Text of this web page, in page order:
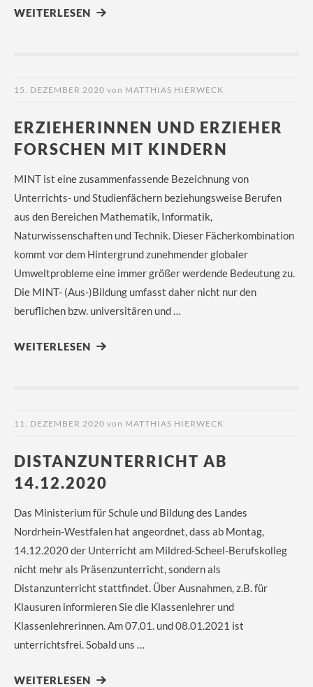
WEITERLESEN
15. DEZEMBER 2020 von MATTHIAS HIERWECK
ERZIEHERINNEN UND ERZIEHER
FORSCHEN MIT KINDERN
MINT ist eine zusammenfassende Bezeichnung von
Unterrichts- und Studienfächern beziehungsweise Berufen
aus den Bereichen Mathematik, Informatik,
Naturwissenschaften und Technik. Dieser Fächerkombination
kommt vor dem Hintergrund zunehmender globaler
Umweltprobleme eine immer größer werdende Bedeutung zu.
Die MINT- (Aus-)Bildung umfasst daher nicht nur den
beruflichen bzw. universitären und …
WEITERLESEN
11. DEZEMBER 2020 von MATTHIAS HIERWECK
DISTANZUNTERRICHT AB
14.12.2020
Das Ministerium für Schule und Bildung des Landes
Nordrhein-Westfalen hat angeordnet, dass ab Montag,
14.12.2020 der Unterricht am Mildred-Scheel-Berufskolleg
nicht mehr als Präsenzunterricht, sondern als
Distanzunterricht stattfindet. Über Ausnahmen, z.B. für
Klausuren informieren Sie die Klassenlehrer und
Klassenlehrerinnen. Am 07.01. und 08.01.2021 ist
unterrichtsfrei. Sobald uns …
WEITERLESEN